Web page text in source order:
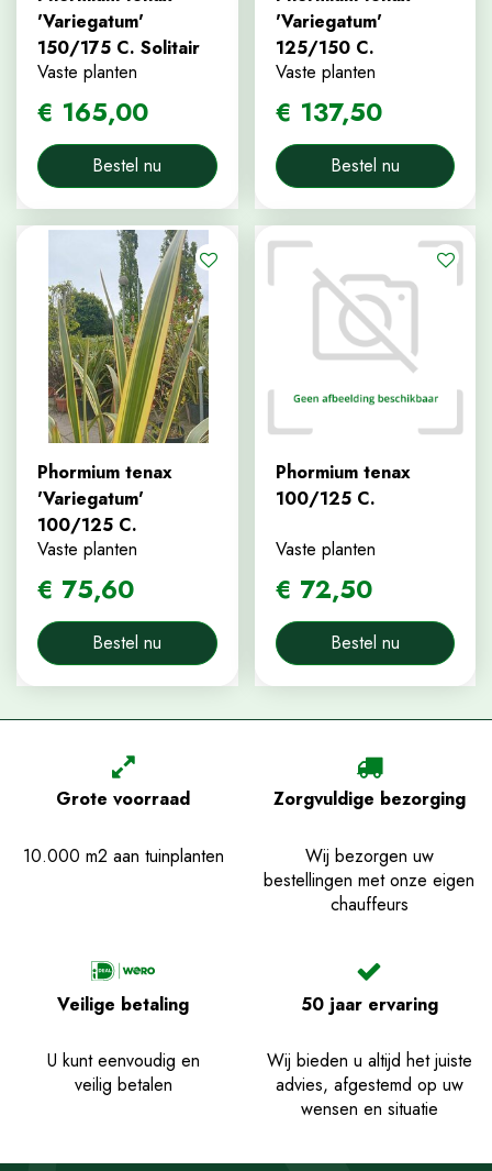
'Variegatum'
150/175 C. Solitair
Vaste planten
€ 165,00
Bestel nu
'Variegatum'
125/150 C.
Vaste planten
€ 137,50
Bestel nu
Phormium tenax
'Variegatum'
100/125 C.
Vaste planten
€ 75,60
Bestel nu
Phormium tenax
100/125 C.
Vaste planten
€ 72,50
Bestel nu
Grote voorraad
10.000 m2 aan tuinplanten
Zorgvuldige bezorging
Wij bezorgen uw
bestellingen met onze eigen
chauffeurs
Veilige betaling
U kunt eenvoudig en
veilig betalen
50 jaar ervaring
Wij bieden u altijd het juiste
advies, afgestemd op uw
wensen en situatie